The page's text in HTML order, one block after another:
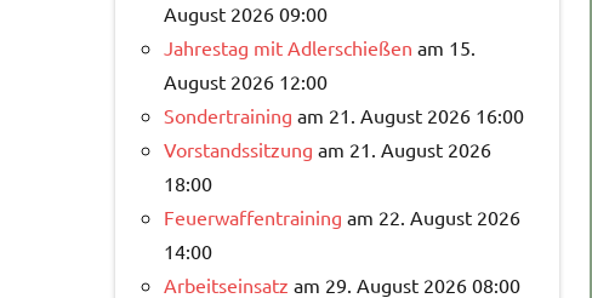
August 2026 09:00
Jahrestag mit Adlerschießen am 15.
August 2026 12:00
Sondertraining am 21. August 2026 16:00
Vorstandssitzung am 21. August 2026
18:00
Feuerwaffentraining am 22. August 2026
14:00
Arbeitseinsatz am 29. August 2026 08:00